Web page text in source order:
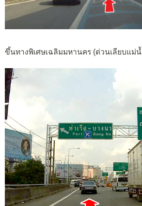
ขึ้นทางพิเศษเฉลิมมหานคร (ด่วนเลียบแม่